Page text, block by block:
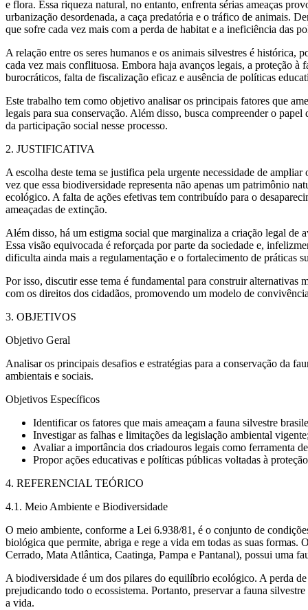
e flora. Essa riqueza natural, no entanto, enfrenta sérias ameaças
urbanização desordenada, a caça predatória e o tráfico de animais.
que sofre cada vez mais com a perda de habitat e a ineficiência das
A relação entre os seres humanos e os animais silvestres é histórica,
cada vez mais conflituosa. Embora haja avanços legais, a proteção à
burocráticos, falta de fiscalização eficaz e ausência de políticas
Este trabalho tem como objetivo analisar os principais fatores que
legais para sua conservação. Além disso, busca compreender o
da participação social nesse processo.
2. JUSTIFICATIVA
A escolha deste tema se justifica pela urgente necessidade de
vez que essa biodiversidade representa não apenas um patrimônio
ecológico. A falta de ações efetivas tem contribuído para o
ameaçadas de extinção.
Além disso, há um estigma social que marginaliza a criação legal de
Essa visão equivocada é reforçada por parte da sociedade e,
dificulta ainda mais a regulamentação e o fortalecimento de práticas
Por isso, discutir esse tema é fundamental para construir alternativas
com os direitos dos cidadãos, promovendo um modelo de
3. OBJETIVOS
Objetivo Geral
Analisar os principais desafios e estratégias para a conservação da
ambientais e sociais.
Objetivos Específicos
Identificar os fatores que mais ameaçam a fauna silvestre
Investigar as falhas e limitações da legislação ambiental
Avaliar a importância dos criadouros legais como ferramenta
Propor ações educativas e políticas públicas voltadas à
4. REFERENCIAL TEÓRICO
4.1. Meio Ambiente e Biodiversidade
O meio ambiente, conforme a Lei 6.938/81, é o conjunto de
biológica que permite, abriga e rege a vida em todas as suas
Cerrado, Mata Atlântica, Caatinga, Pampa e Pantanal), possui uma
A biodiversidade é um dos pilares do equilíbrio ecológico. A perda
prejudicando todo o ecossistema. Portanto, preservar a fauna
a vida.